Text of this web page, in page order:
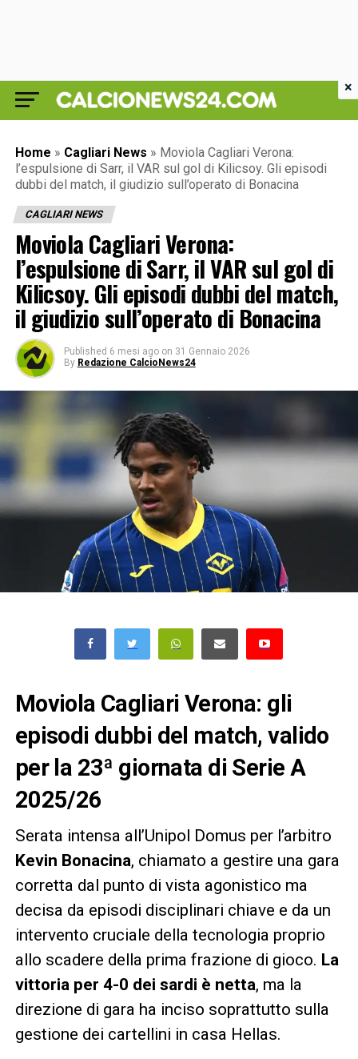
Home » Cagliari News » Moviola Cagliari Verona:
l’espulsione di Sarr, il VAR sul gol di Kilicsoy. Gli episodi
dubbi del match, il giudizio sull’operato di Bonacina
CAGLIARI NEWS
Moviola Cagliari Verona:
l’espulsione di Sarr, il VAR sul gol di
Kilicsoy. Gli episodi dubbi del match,
il giudizio sull’operato di Bonacina
Published 6 mesi ago on 31 Gennaio 2026
By Redazione CalcioNews24
Moviola Cagliari Verona: gli
episodi dubbi del match, valido
per la 23ª giornata di Serie A
2025/26
Serata intensa all’Unipol Domus per l’arbitro
Kevin Bonacina, chiamato a gestire una gara
corretta dal punto di vista agonistico ma
decisa da episodi disciplinari chiave e da un
intervento cruciale della tecnologia proprio
allo scadere della prima frazione di gioco. La
vittoria per 4-0 dei sardi è netta, ma la
direzione di gara ha inciso soprattutto sulla
gestione dei cartellini in casa Hellas.
×